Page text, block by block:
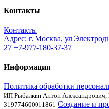
Контакты
Контакты
Адрес: г. Москва, ул
27 +7-977-180-37-37
Информация
Политика обработки
ИП Рыбалкин Антон
319774600011861 Создание и